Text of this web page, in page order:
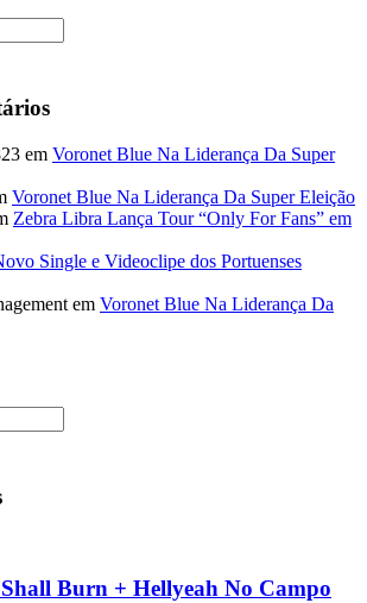
em Voronet Blue Na Liderança Da Super
Voronet Blue Na Liderança Da Super Eleição
Zebra Libra Lança Tour “Only For Fans” em
Single e Videoclipe dos Portuenses
em Voronet Blue Na Liderança Da
Burn + Hellyeah No Campo